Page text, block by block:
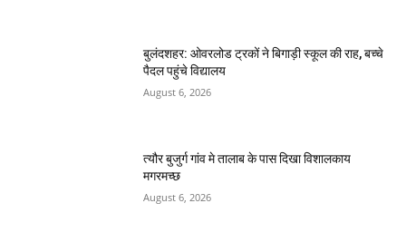
बुलंदशहर: ओवरलोड ट्रकों ने बिगाड़ी स्कूल की राह, बच्चे
पैदल पहुंचे विद्यालय
August 6, 2026
त्यौर बुजुर्ग गांव मे तालाब के पास दिखा विशालकाय
मगरमच्छ
August 6, 2026